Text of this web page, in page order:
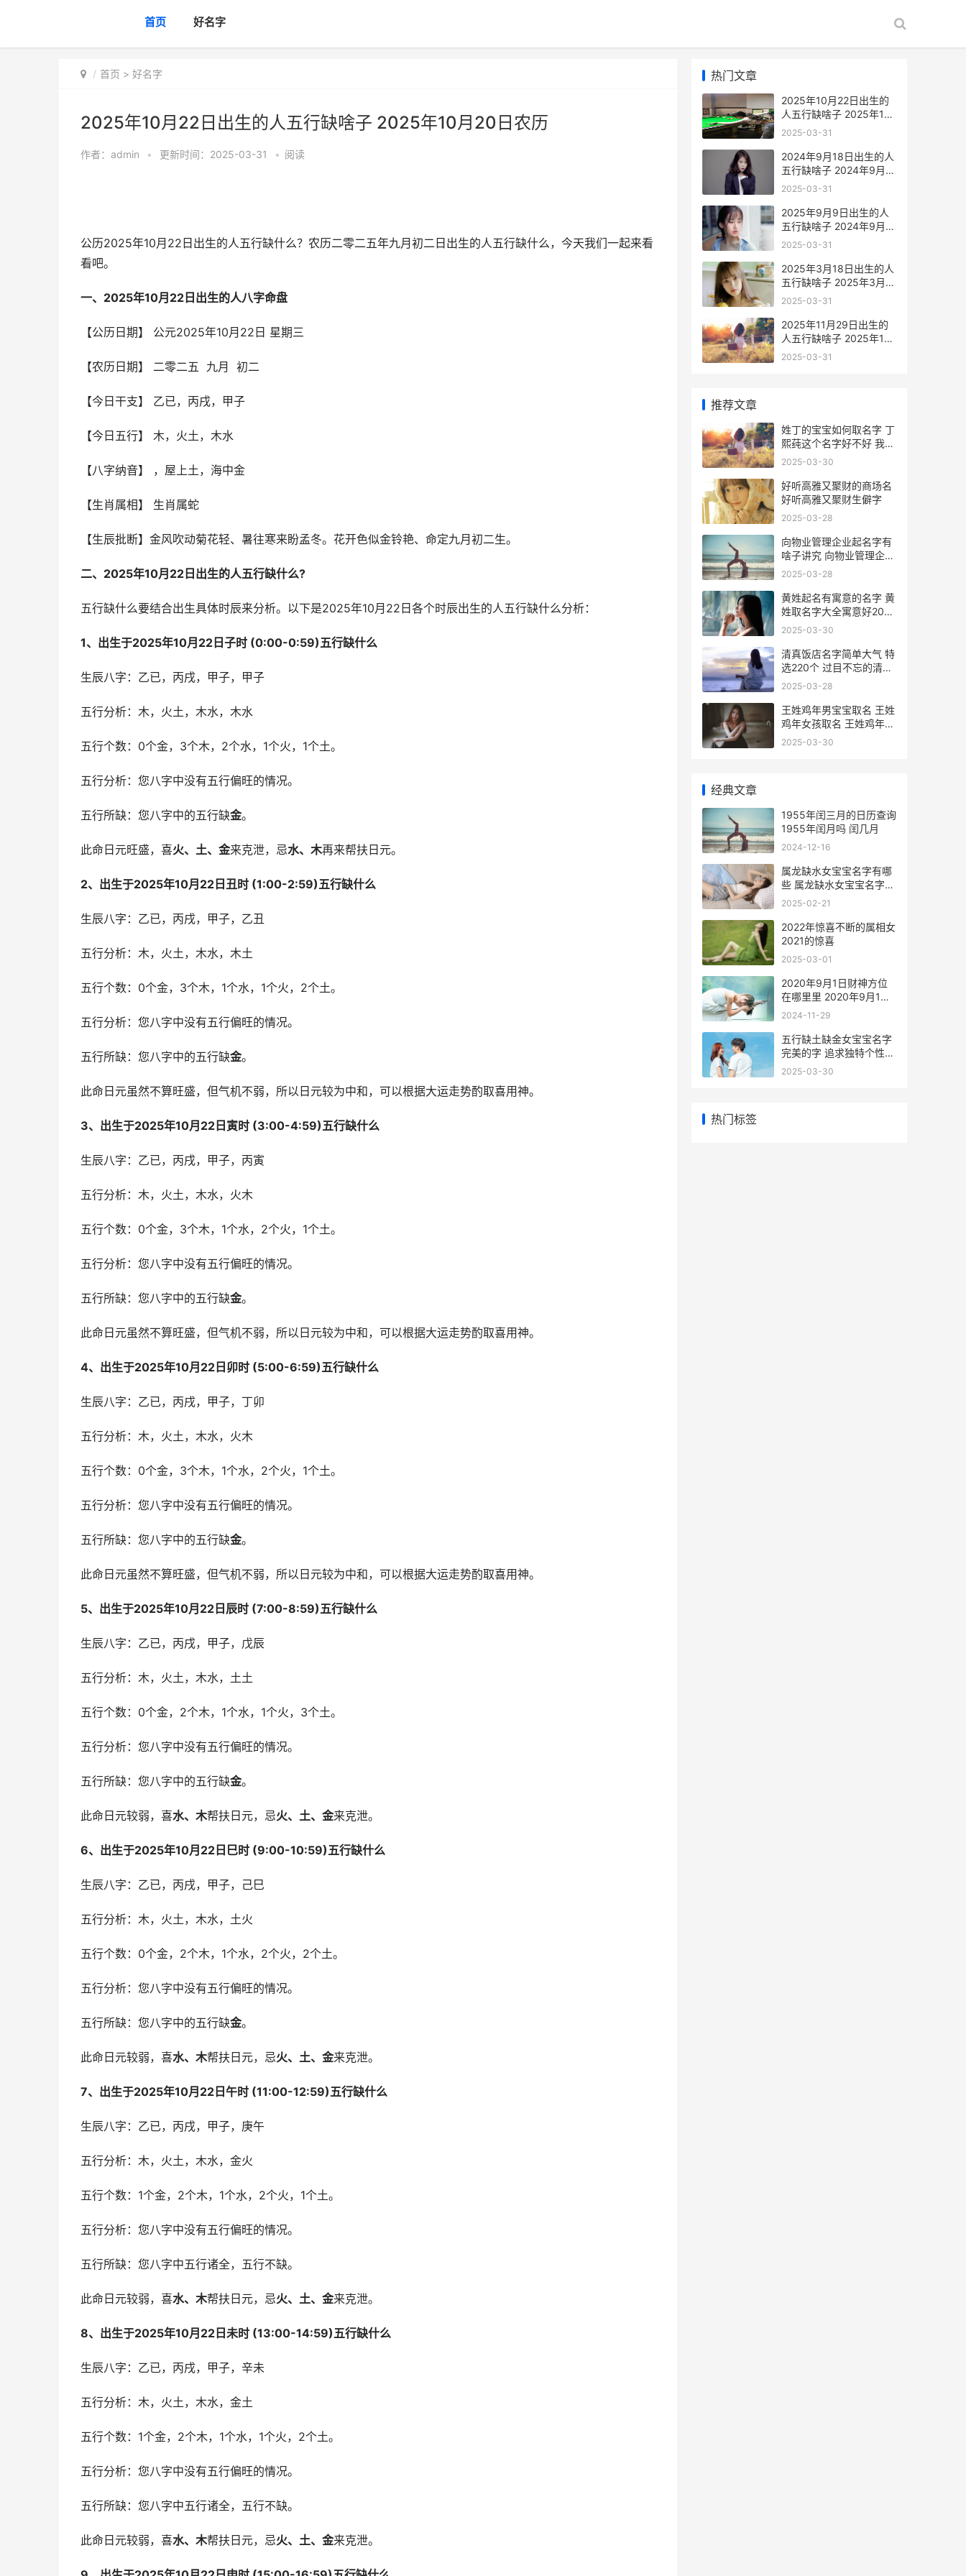
首页 好名字
首页 > 好名字
2025年10月22日出生的人五行缺啥子 2025年10月20日农历
作者： admin • 更新时间：2025-03-31 • 阅读
公历2025年10月22日出生的人五行缺什么？农历二零二五年九月初二日出生的人五行缺什么，今天我们一起来看
看吧。
一、2025年10月22日出生的人八字命盘
【公历日期】 公元2025年10月22日 星期三
【农历日期】 二零二五 九月 初二
【今日干支】 乙已，丙戌，甲子
【今日五行】 木，火土，木水
【八字纳音】 ，屋上土，海中金
【生肖属相】 生肖属蛇
【生辰批断】金风吹动菊花轻、暑往寒来盼孟冬。花开色似金铃艳、命定九月初二生。
二、2025年10月22日出生的人五行缺什么?
五行缺什么要结合出生具体时辰来分析。以下是2025年10月22日各个时辰出生的人五行缺什么分析：
1、出生于2025年10月22日子时 (0:00-0:59)五行缺什么
生辰八字：乙已，丙戌，甲子，甲子
五行分析：木，火土，木水，木水
五行个数：0个金，3个木，2个水，1个火，1个土。
五行分析：您八字中没有五行偏旺的情况。
五行所缺：您八字中的五行缺金。
此命日元旺盛，喜火、土、金来克泄，忌水、木再来帮扶日元。
2、出生于2025年10月22日丑时 (1:00-2:59)五行缺什么
生辰八字：乙已，丙戌，甲子，乙丑
五行分析：木，火土，木水，木土
五行个数：0个金，3个木，1个水，1个火，2个土。
五行分析：您八字中没有五行偏旺的情况。
五行所缺：您八字中的五行缺金。
此命日元虽然不算旺盛，但气机不弱，所以日元较为中和，可以根据大运走势酌取喜用神。
3、出生于2025年10月22日寅时 (3:00-4:59)五行缺什么
生辰八字：乙已，丙戌，甲子，丙寅
五行分析：木，火土，木水，火木
五行个数：0个金，3个木，1个水，2个火，1个土。
五行分析：您八字中没有五行偏旺的情况。
五行所缺：您八字中的五行缺金。
此命日元虽然不算旺盛，但气机不弱，所以日元较为中和，可以根据大运走势酌取喜用神。
4、出生于2025年10月22日卯时 (5:00-6:59)五行缺什么
生辰八字：乙已，丙戌，甲子，丁卯
五行分析：木，火土，木水，火木
五行个数：0个金，3个木，1个水，2个火，1个土。
五行分析：您八字中没有五行偏旺的情况。
五行所缺：您八字中的五行缺金。
此命日元虽然不算旺盛，但气机不弱，所以日元较为中和，可以根据大运走势酌取喜用神。
5、出生于2025年10月22日辰时 (7:00-8:59)五行缺什么
生辰八字：乙已，丙戌，甲子，戊辰
五行分析：木，火土，木水，土土
五行个数：0个金，2个木，1个水，1个火，3个土。
五行分析：您八字中没有五行偏旺的情况。
五行所缺：您八字中的五行缺金。
此命日元较弱，喜水、木帮扶日元，忌火、土、金来克泄。
6、出生于2025年10月22日巳时 (9:00-10:59)五行缺什么
生辰八字：乙已，丙戌，甲子，己巳
五行分析：木，火土，木水，土火
五行个数：0个金，2个木，1个水，2个火，2个土。
五行分析：您八字中没有五行偏旺的情况。
五行所缺：您八字中的五行缺金。
此命日元较弱，喜水、木帮扶日元，忌火、土、金来克泄。
7、出生于2025年10月22日午时 (11:00-12:59)五行缺什么
生辰八字：乙已，丙戌，甲子，庚午
五行分析：木，火土，木水，金火
五行个数：1个金，2个木，1个水，2个火，1个土。
五行分析：您八字中没有五行偏旺的情况。
五行所缺：您八字中五行诸全，五行不缺。
此命日元较弱，喜水、木帮扶日元，忌火、土、金来克泄。
8、出生于2025年10月22日未时 (13:00-14:59)五行缺什么
生辰八字：乙已，丙戌，甲子，辛未
五行分析：木，火土，木水，金土
五行个数：1个金，2个木，1个水，1个火，2个土。
五行分析：您八字中没有五行偏旺的情况。
五行所缺：您八字中五行诸全，五行不缺。
此命日元较弱，喜水、木帮扶日元，忌火、土、金来克泄。
热门文章
2025年10月22日出生的
人五行缺啥子 2025年10
月20日农历
2025-03-31
2024年9月18日出生的人
五行缺啥子 2024年9月
18日农历算命
2025-03-31
2025年9月9日出生的人
五行缺啥子 2024年9月9
日出生的宝宝好吗
2025-03-31
2025年3月18日出生的人
五行缺啥子 2025年3月
18日出生的宝宝五行缺什
2025-03-31
2025年11月29日出生的
人五行缺啥子 2025年11
月29日出生的蛇宝宝五行
2025-03-31
推荐文章
姓丁的宝宝如何取名字 丁
熙莼这个名字好不好 我姓
丁想给孩子起个名
2025-03-30
好听高雅又聚财的商场名
好听高雅又聚财生僻字
2025-03-28
向物业管理企业起名字有
啥子讲究 向物业管理企业
投诉电话
2025-03-28
黄姓起名有寓意的名字 黄
姓取名字大全寓意好2024
年
2025-03-30
清真饭店名字简单大气 特
选220个 过目不忘的清真
饭店名字
2025-03-28
王姓鸡年男宝宝取名 王姓
鸡年女孩取名 王姓鸡年男
宝宝取名
2025-03-30
经典文章
1955年闰三月的日历查询
1955年闰月吗 闰几月
2024-12-16
属龙缺水女宝宝名字有哪
些 属龙缺水女宝宝名字
属龙缺水女宝宝取名邓星
2025-02-21
2022年惊喜不断的属相女
2021的惊喜
2025-03-01
2020年9月1日财神方位
在哪里里 2020年9月1日
财神方位
2024-11-29
五行缺土缺金女宝宝名字
完美的字 追求独特个性
五行里缺土和金的女人怎
2025-03-30
热门标签